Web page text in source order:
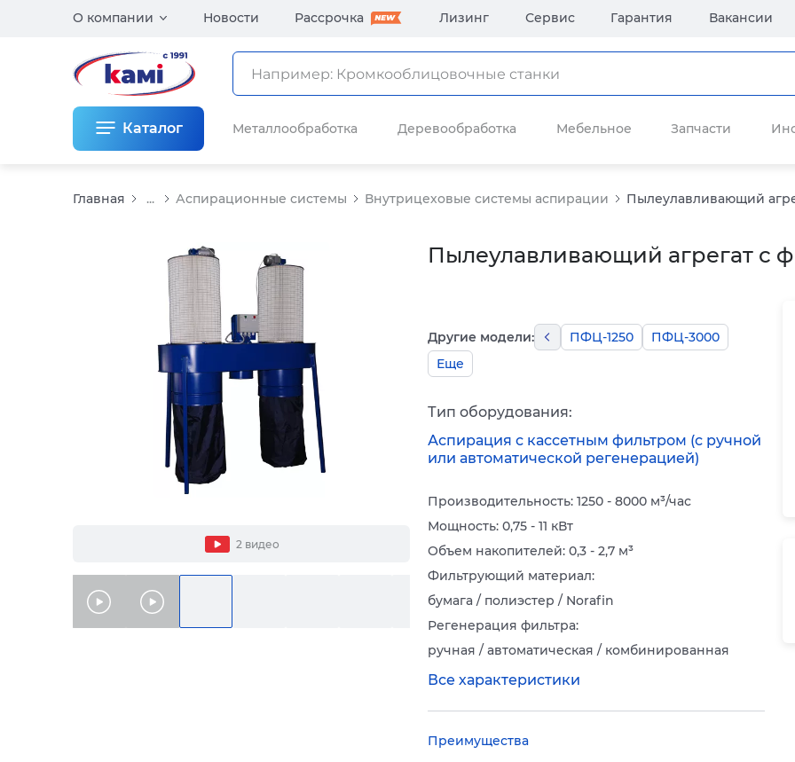
О компании Новости Рассрочка Лизинг Сервис Гарантия Вакансии
Каталог Металлообработка Деревообработка Мебельное Запчасти
Главная ... Аспирационные системы Внутрицеховые системы аспирации Пылеулавливающий
Пылеулавливающий агрегат с
2 видео
Другие модели: ПФЦ-1250
ПФЦ-3000
Еще
Тип оборудования:
Аспирация с кассетным фильтром (с ручной
или автоматической регенерацией)
Производительность: 1250 - 8000 м³/час
Мощность: 0,75 - 11 кВт
Объем накопителей: 0,3 - 2,7 м³
Фильтрующий материал:
бумага / полиэстер / Norafin
Регенерация фильтра:
ручная / автоматическая / комбинированная
Все характеристики
Преимущества